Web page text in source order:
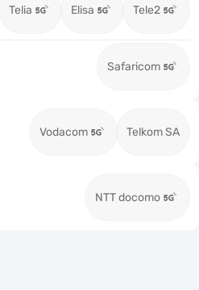
Telia Elisa Tele2
Safaricom
Vodacom Telkom SA
NTT docomo